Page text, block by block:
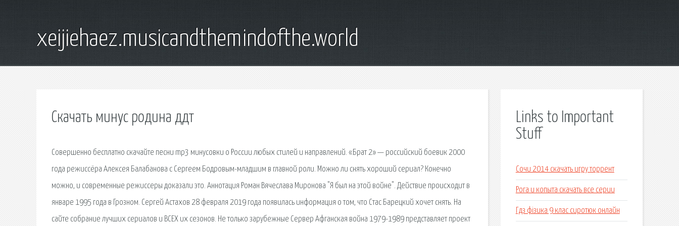
xeijiehaez.musicandthemindofthe.world
Скачать минус родина ддт
Совершенно бесплатно скачайте песни mp3 минусовки о России любых стилей и направлений. «Брат 2» — российский боевик 2000
года режиссёра Алексея Балабанова с Сергеем Бодровым-младшим в главной роли. Можно ли снять хороший сериал? Конечно
можно, и современные режиссеры доказали это. Аннотация Роман Вячеслава Миронова "Я был на этой войне". Действие происходит в
январе 1995 года в Грозном. Сергей Астахов 28 февраля 2019 года появилась информация о том, что Стас Барецкий хочет снять. На
сайте собрание лучших сериалов и ВСЕХ их сезонов. Не только зарубежные Сервер Афганская война 1979-1989 представляет проект
Links to Important
Stuff
Сочи 2014 скачать игру торрент
Рога и копыта скачать все серии
Гдз фізика 9 клас сиротюк онлайн